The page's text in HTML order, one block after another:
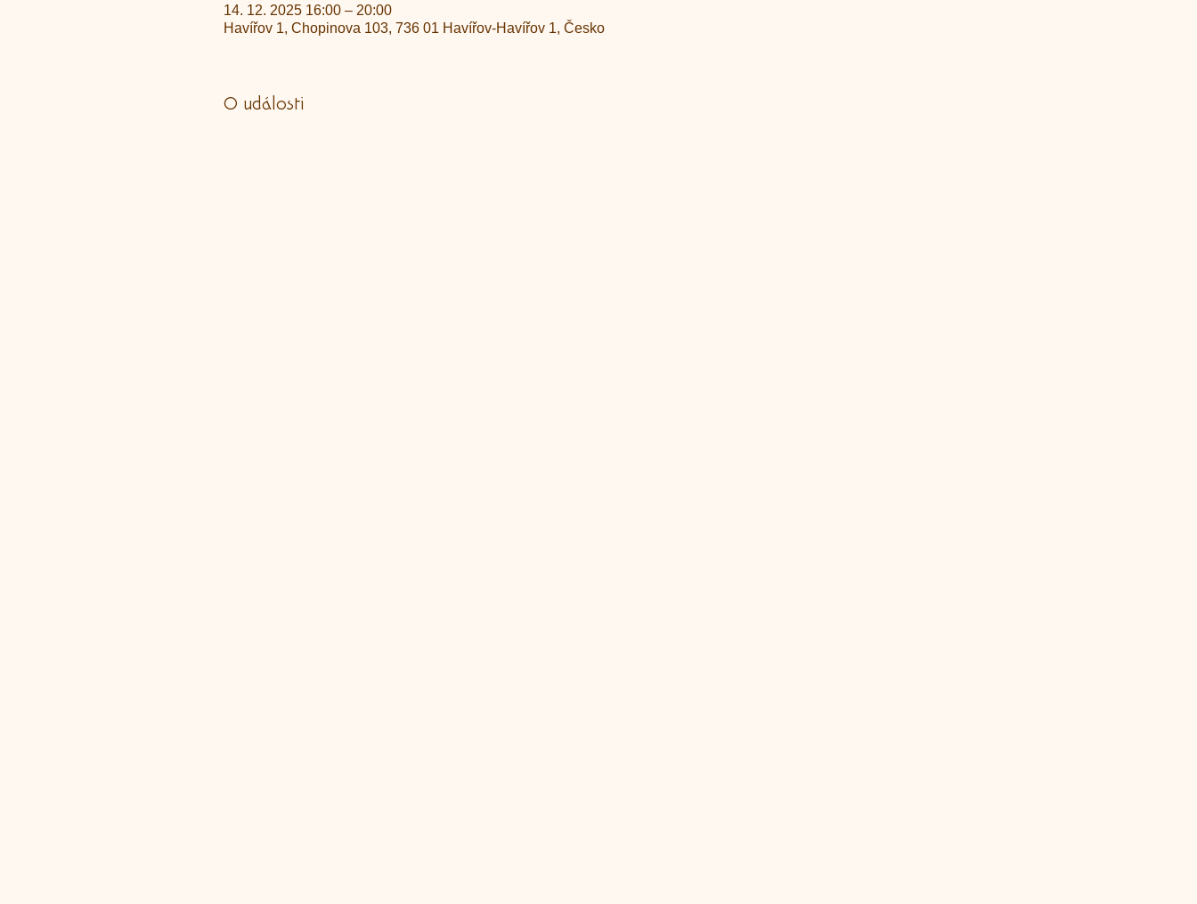
14. 12. 2025 16:00 – 20:00
Havířov 1, Chopinova 103, 736 01 Havířov-Havířov 1, Česko
O události